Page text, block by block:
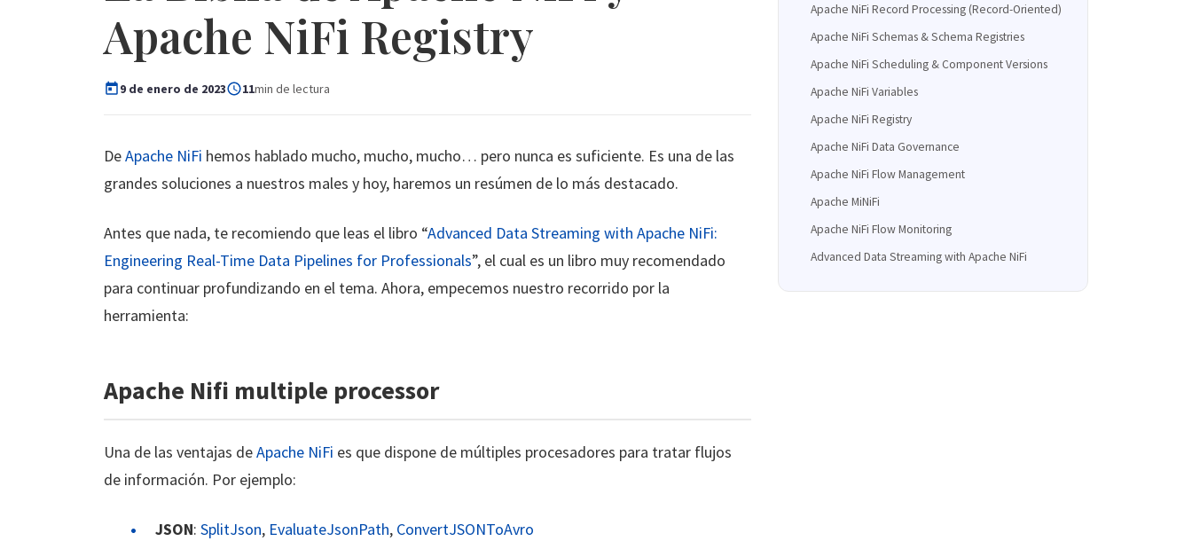
Apache NiFi Registry
9 de enero de 2023 11min de lectura
DeApache NiFi hemos hablado mucho, mucho, mucho… pero nunca es suficiente. Es una de las
grandes soluciones a nuestros males y hoy, haremos un resúmen de lo más destacado.
Antes que nada, te recomiendo que leas el libro “Advanced Data Streaming with Apache NiFi:
Engineering Real-Time Data Pipelines for Professionals”, el cual es un libro muy recomendado
para continuar profundizando en el tema. Ahora, empecemos nuestro recorrido por la
herramienta:
Apache Nifi multiple processor
Una de las ventajas deApache NiFi es que dispone de múltiples procesadores para tratar flujos
de información. Por ejemplo:
JSON: SplitJson, EvaluateJsonPath, ConvertJSONToAvro
Apache NiFi Record Processing (Record-Oriented)
Apache NiFi Schemas & Schema Registries
Apache NiFi Scheduling & Component Versions
Apache NiFi Variables
Apache NiFi Registry
Apache NiFi Data Governance
Apache NiFi Flow Management
Apache MiNiFi
Apache NiFi Flow Monitoring
Advanced Data Streaming with Apache NiFi